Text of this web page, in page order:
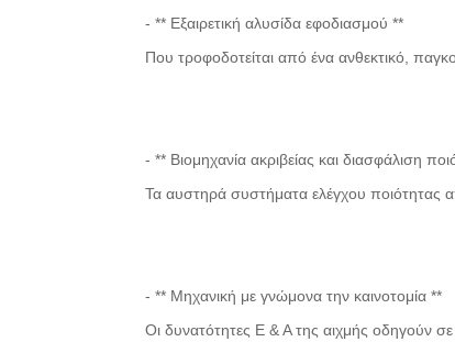
- ** Εξαιρετική αλυσίδα εφοδιασμού **
Που τροφοδοτείται από ένα ανθεκτικό,
- ** Βιομηχανία ακριβείας και διασφάλιση
Τα αυστηρά συστήματα ελέγχου
- ** Μηχανική με γνώμονα την καινοτομία **
Οι δυνατότητες Ε & Α της αιχμής οδηγούν σε